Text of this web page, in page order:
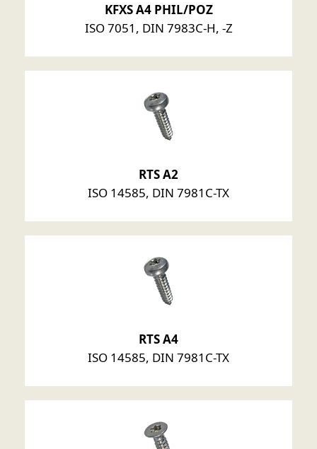
KFXS A4 PHIL/POZ
ISO 7051, DIN 7983C-H, -Z
RTS A2
ISO 14585, DIN 7981C-TX
RTS A4
ISO 14585, DIN 7981C-TX